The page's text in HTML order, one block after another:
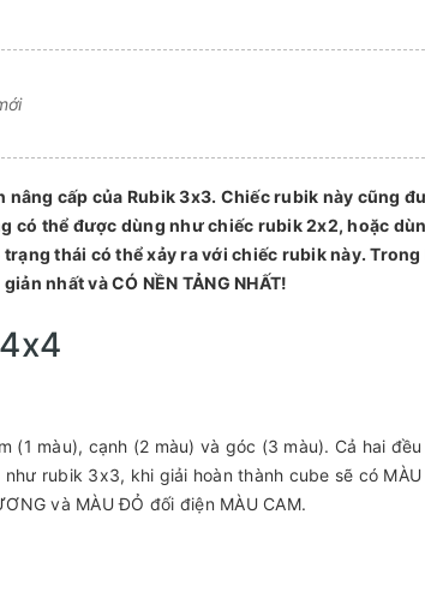
nâng cấp của Rubik 3x3. Chiếc rubik này cũng
có thể được dùng như chiếc rubik 2x2, hoặc
thái có thể xảy ra với chiếc rubik này. Trong
nhất và CÓ NỀN TẢNG NHẤT!
màu), cạnh (2 màu) và góc (3 màu). Cả hai đều
rubik 3x3, khi giải hoàn thành cube sẽ có MÀU
và MÀU ĐỎ đối điện MÀU CAM.